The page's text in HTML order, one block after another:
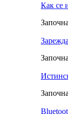
Как се